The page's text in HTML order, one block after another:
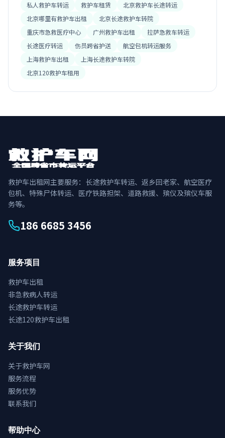
私人救护车转运
救护车租赁
北京救护车长途转运
北京哪里有救护车出租
北京长途救护车转院
重庆市急救医疗中心
广州救护车出租
拉萨急救车转运
长途医疗转运
伤员跨省护送
航空包机转运服务
上海救护车出租
上海长途救护车转院
北京120救护车租用
救护车出租网主要服务：长途救护车转运、返乡回老家、航空医疗
包机、特殊尸体转运、医疗铁路担架、道路救援、殡仪及殡仪车服
务等。
186 6685 3456
服务项目
救护车出租
非急救病人转运
长途救护车转运
长途120救护车出租
关于我们
关于救护车网
服务流程
服务优势
联系我们
帮助中心